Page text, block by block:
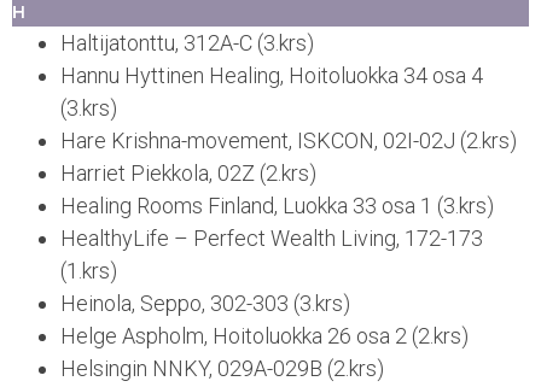
H
Haltijatonttu, 312A-C (3.krs)
Hannu Hyttinen Healing, Hoitoluokka 34 osa 4
(3.krs)
Hare Krishna-movement, ISKCON, 02I-02J (2.krs)
Harriet Piekkola, 02Z (2.krs)
Healing Rooms Finland, Luokka 33 osa 1 (3.krs)
HealthyLife – Perfect Wealth Living, 172-173
(1.krs)
Heinola, Seppo, 302-303 (3.krs)
Helge Aspholm, Hoitoluokka 26 osa 2 (2.krs)
Helsingin NNKY, 029A-029B (2.krs)